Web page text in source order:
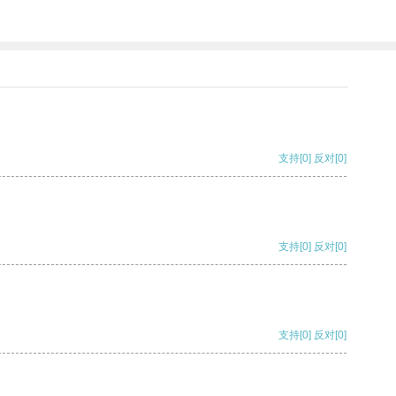
支持[0] 反对[0]
支持[0] 反对[0]
支持[0] 反对[0]